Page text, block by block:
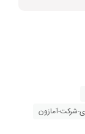
شرکت-آمازون